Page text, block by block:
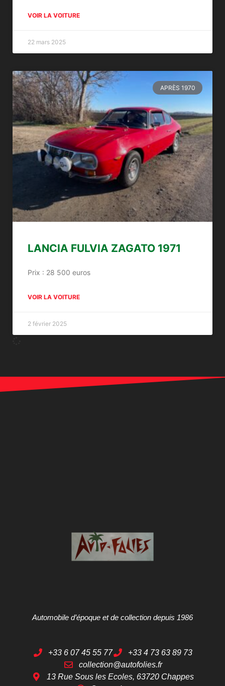
VOIR LA VOITURE
22 mars 2025
APRÈS 1970
LANCIA FULVIA ZAGATO 1971
Prix : 28 500 euros
VOIR LA VOITURE
2 février 2025
Automobile d’époque et de collection depuis 1986
+33 6 07 45 55 77
+33 4 73 63 89 73
collection@autofolies.fr
13 Rue Sous les Ecoles, 63720 Chappes